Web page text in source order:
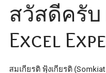
สวัสดีครับ
Excel
สมเกียรติ ฟุ้งเกียรติ